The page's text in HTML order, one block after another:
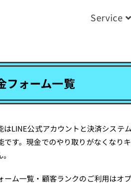
Service
フォーム一覧
はLINE公式アカウントと決済シス
です。現金でのやり取りがなくなり
ーム一覧・顧客ランクのご利用はオ